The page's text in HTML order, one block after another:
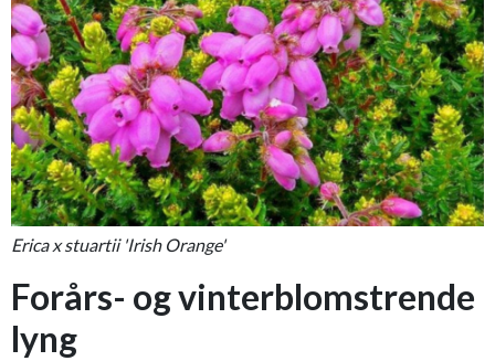
Erica x stuartii 'Irish Orange'
Forårs- og vinterblomstrende
lyng